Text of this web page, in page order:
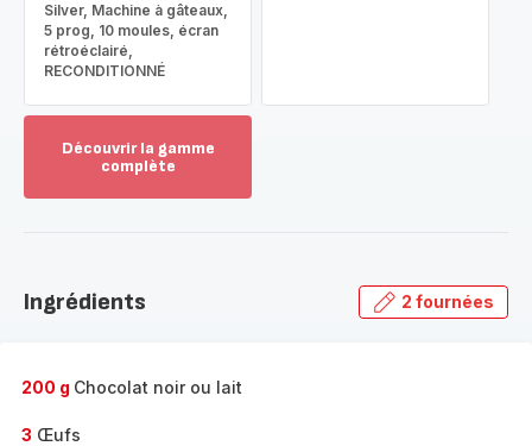
Silver, Machine à gâteaux,
5 prog, 10 moules, écran
rétroéclairé,
RECONDITIONNÉ
Découvrir la gamme
complète
gamme
Ingrédients 2 fournées
200 g Chocolat noir ou lait
3 Œufs